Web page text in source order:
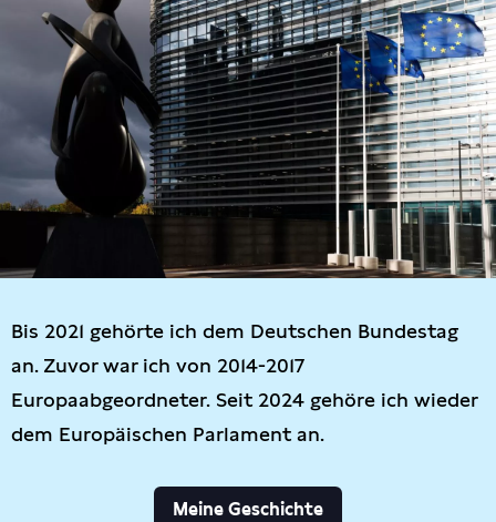
Bis 2021 gehörte ich dem Deutschen Bundestag
an. Zuvor war ich von 2014-2017
Europaabgeordneter. Seit 2024 gehöre ich wieder
dem Europäischen Parlament an.
Meine Geschichte